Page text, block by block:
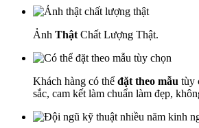
Ảnh Thật Chất Lượng Thật.
Khách hàng có thể đặt theo mẫu tùy
sắc, cam kết làm chuẩn làm đẹp,